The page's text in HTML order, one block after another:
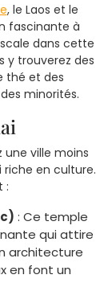
, le Laos et le
fascinante à
dans cette
y trouverez des
thé et des
minorités.
une ville moins
riche en culture.
:
: Ce temple
qui attire
architecture
en font un